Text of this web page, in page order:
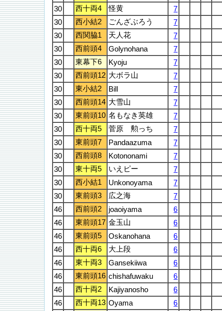
30
西十両4 怪黄
7
30
西小結2 ごんざぶろう
7
30
西関脇1 天人花
7
30
西前頭4 Golynohana
7
30
東幕下6 Kyoju
7
30
西前頭12 大ボラ山
7
30
東小結2 Bill
7
30
西前頭14 大雪山
7
30
東前頭10 名もなき英雄
7
30
西十両5 菅原 勲っち
7
30
東前頭7 Pandaazuma
7
30
西前頭8 Kotononami
7
30
東十両5 いえピー
7
30
西小結1 Unkonoyama
7
30
東前頭3 広之海
7
46
西前頭2 joaoiyama
6
46
東前頭17 金玉山
6
46
東前頭5 Oskanohana
6
46
西十両6 大上段
6
46
東十両3 Gansekiiwa
6
46
東前頭16 chishafuwaku
6
46
西十両2 Kajiyanosho
6
46
西十両13 Oyama
6